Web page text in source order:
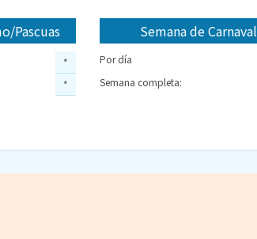
Pascuas
*
*
Semana de Carnaval
Por día
Semana completa: